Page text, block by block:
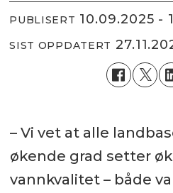
PUBLISERT 10.09.2025 -
SIST OPPDATERT
– Vi vet at alle
økende grad setter
vannkvalitet – både